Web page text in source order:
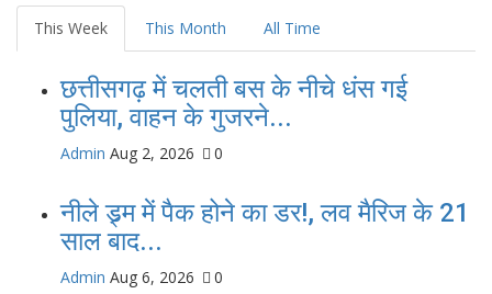
This Week This Month All Time
छत्तीसगढ़ में चलती बस के नीचे धंस गई
पुलिया, वाहन के गुजरने...
Admin Aug 2, 2026 0
नीले ड्र्म में पैक होने का डर!, लव मैरिज के 21
साल बाद...
Admin Aug 6, 2026 0